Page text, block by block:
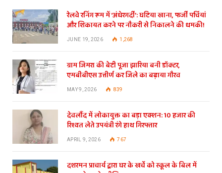
रेलवे रनिंग रूम में ‘अंधेरगर्दी’: घटिया खाना, फर्जी पर्चियां
और शिकायत करने पर नौकरी से निकालने की धमकी!
JUNE 19, 2026 1,268
ग्राम जिमरा की बेटी पूजा झारिया बनी डॉक्टर,
एमबीबीएस उत्तीर्ण कर जिले का बढ़ाया गौरव
MAY 9, 2026 839
देवलौंद में लोकायुक्त का बड़ा एक्शन: 10 हजार की
रिश्वत लेते उपयंत्री रंगे हाथ गिरफ्तार
APRIL 9, 2026 767
दशरमन प्राचार्य द्वारा घर के खर्चे को स्कूल के बिल में